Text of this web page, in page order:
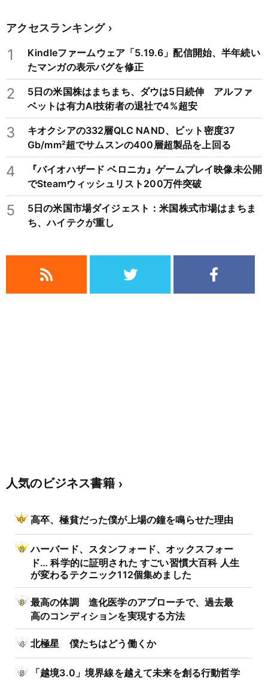
アクセスランキング
1
Kindleファームウェア「5.19.6」配信開始、半年続い
たマンガの表示バグを修正
2
5日の米国株はまちまち、ダウは5日続伸 アルファ
ベットは有力AI技術者の退社で4%超安
3
キオクシアの332層QLC NAND、ビット密度37
Gb/mm²超でサムスンの400層超製品を上回る
4
『バイオハザード ベロニカ』ゲームプレイ映像未公開
でSteamウィッシュリスト200万件突破
5
5日の米国市場ダイジェスト：米国株式市場はまちま
ち、ハイテクが重し
人気のビジネス書籍
高卒、極貧だった僕が上場の鐘を鳴らせた理由
ハーバード、スタンフォード、オックスフォー
ド… 科学的に証明された すごい習慣大百科 人生
が変わるテクニック112個集めました
最高の体調 進化医学のアプローチで、過去最
高のコンディションを実現する方法
北極星 僕たちはどう働くか
「越境3.0」境界線を越えて未来を創る行動哲学